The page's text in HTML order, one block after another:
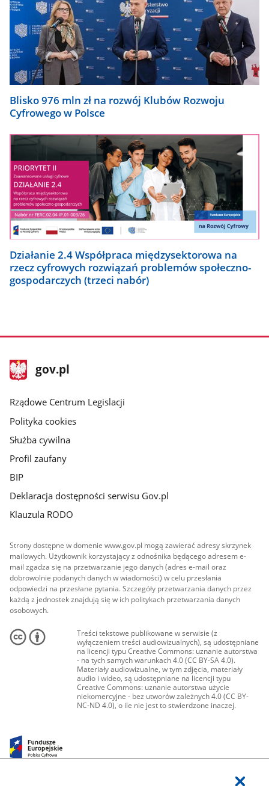
Blisko 976 mln zł na rozwój Klubów Rozwoju
Cyfrowego w Polsce
Działanie 2.4 Współpraca międzysektorowa na
rzecz cyfrowych rozwiązań problemów społeczno-
gospodarczych (trzeci nabór)
stopka
gov.plStrona
gov.pl
Rządowe Centrum Legislacji
Polityka cookies
Służba cywilna
Profil zaufany
BIP
Deklaracja dostępności serwisu Gov.pl
Klauzula RODO
Strony dostępne w domenie www.gov.pl mogą zawierać adresy skrzynek
mailowych. Użytkownik korzystający z odnośnika będącego adresem e-
mail zgadza się na przetwarzanie jego danych (adres e-mail oraz
dobrowolnie podanych danych w wiadomości) w celu przesłania
odpowiedzi na przesłane pytania. Szczegóły przetwarzania danych przez
każdą z jednostek znajdują się w ich politykach przetwarzania danych
osobowych.
Treści tekstowe publikowane w serwisie (z
wyłączeniem treści audiowizualnych), są udostępniane
na licencji typu Creative Commons: uznanie autorstwa
- na tych samych warunkach 4.0 (CC BY-SA 4.0).
Materiały audiowizualne, w tym zdjęcia, materiały
audio i wideo, są udostępniane na licencji typu
Creative Commons: uznanie autorstwa użycie
niekomercyjne - bez utworów zależnych 4.0 (CC BY-
NC-ND 4.0), o ile nie jest to stwierdzone inaczej.